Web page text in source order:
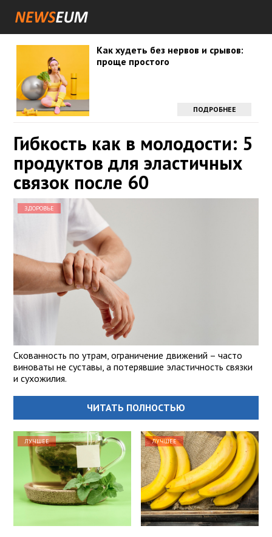
Как худеть без нервов и срывов:
проще простого
ПОДРОБНЕЕ
Гибкость как в молодости: 5
продуктов для эластичных
связок после 60
ЗДОРОВЬЕ
Скованность по утрам, ограничение движений – часто
виноваты не суставы, а потерявшие эластичность связки
и сухожилия.
ЧИТАТЬ ПОЛНОСТЬЮ
ЛУЧШЕЕ ЛУЧШЕЕ